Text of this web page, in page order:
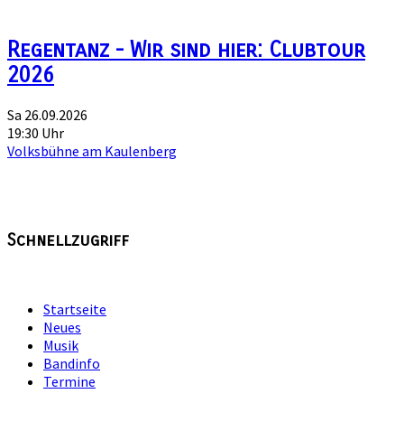
Regentanz - Wir sind hier: Clubtour
2026
Sa 26.09.2026
19:30 Uhr
Volksbühne am Kaulenberg
Schnellzugriff
Startseite
Neues
Musik
Bandinfo
Termine